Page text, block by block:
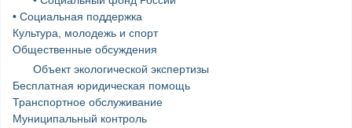
• Социальная поддержка
Культура, молодежь и спорт
Общественные обсуждения
Объект экологической экспертизы
Бесплатная юридическая помощь
Транспортное обслуживание
Муниципальный контроль